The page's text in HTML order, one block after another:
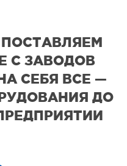
С ЗАВОДОВ
СЕБЯ ВСЕ —
ДО